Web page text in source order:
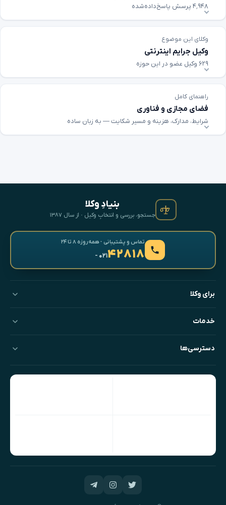
۴٬۹۴۸ پرسش پاسخ‌داده‌شده
وکلای این موضوع
وکیل جرایم اینترنتی
۶۲۹ وکیل عضو در این حوزه
راهنمای کامل
فضای مجازی و فناوری
شرایط، مدارک، هزینه و مسیر شکایت — به زبان ساده
بنیادِ وکلا
جستجو، بررسی و انتخابِ وکیل · از سال ۱۳۸۷
تماس و پشتیبانی · همه‌روزه ۸ تا ۲۴
۴۲۸۱۸- ۰۲۱
برای وکلا
خدمات
دسترسی‌ها